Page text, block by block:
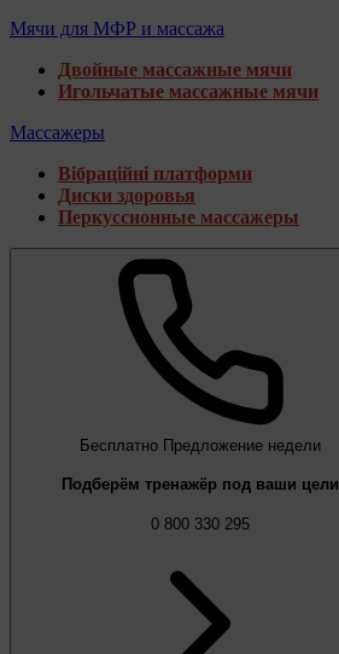
Мячи для МФР и массажа
Двойные массажные мячи
Игольчатые массажные мячи
Массажеры
Вібраційні платформи
Диски здоровья
Перкуссионные массажеры
Бесплатно Предложение недели
Подберём тренажёр под ваши цели
0 800 330 295